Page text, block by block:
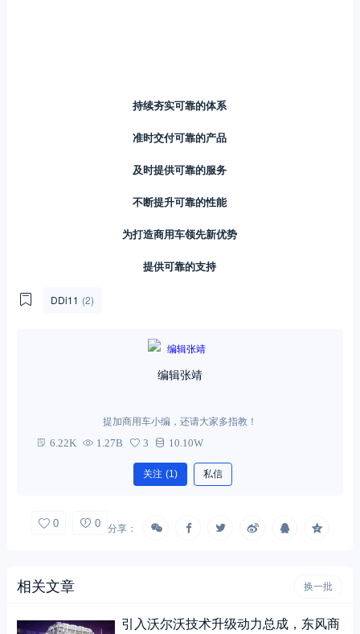
持续夯实可靠的体系
准时交付可靠的产品
及时提供可靠的服务
不断提升可靠的性能
为打造商用车领先新优势
提供可靠的支持
DDi11 (2)
编辑张靖
提加商用车小编，还请大家多指教！
6.22K 1.27B 3 10.10W
关注 (1) 私信
0 0 分享：
相关文章 换一批
引入沃尔沃技术升级动力总成，东风商